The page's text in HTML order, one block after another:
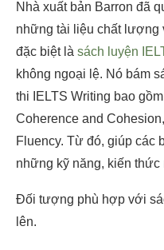
Nhà xuất bản Barron đã
những tài liệu chất lượng
đặc biệt là sách luyện
không ngoại lệ. Nó bám
thi IELTS Writing bao
Coherence and
Fluency. Từ đó, giúp các
những kỹ năng, kiến thức
Đối tượng phù hợp với
lên.